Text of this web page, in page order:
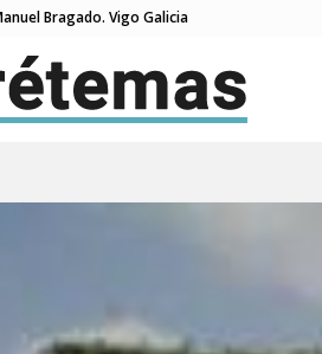
Bragado. Vigo Galicia